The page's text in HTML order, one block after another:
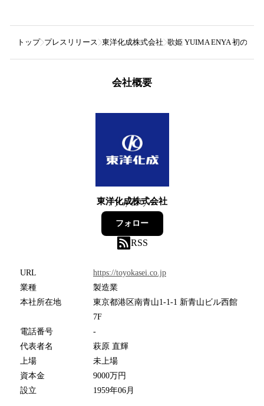
トップ プレスリリース 東洋化成株式会社 歌姫 YUIMA ENYA 初の12
会社概要
東洋化成株式会社
7フォロワー
フォロー
RSS
URL
https://toyokasei.co.jp
業種
製造業
本社所在地
東京都港区南青山1-1-1 新青山ビル西館
7F
電話番号
-
代表者名
萩原 直輝
上場
未上場
資本金
9000万円
設立
1959年06月